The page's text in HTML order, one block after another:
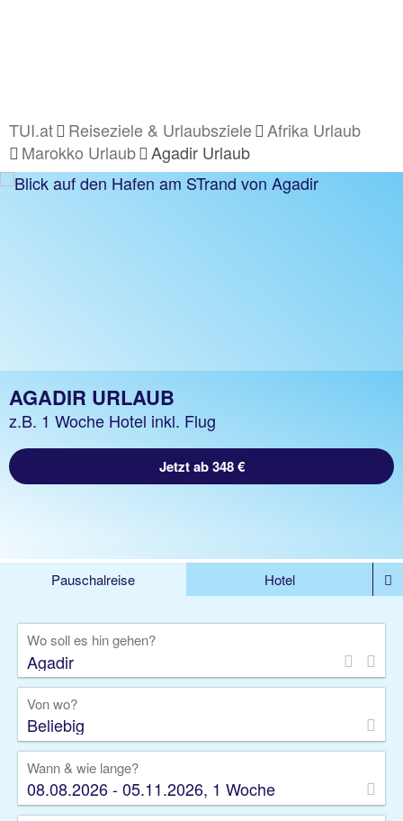
TUI.at Reiseziele & Urlaubsziele
Afrika Urlaub
Marokko Urlaub
Agadir Urlaub
AGADIR URLAUB
z.B. 1 Woche Hotel inkl. Flug
Jetzt ab 348 €
Pauschalreise
Hotel
Rundreise
Kreuzfahrt
Gruppenreise
Camper Privattransfer
Wo soll es hin gehen?
Von wo?
Beliebig
Wann & wie lange?
08.08.2026 - 05.11.2026, 1 Woche